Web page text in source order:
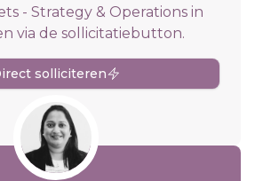
- Strategy & Operations in
via de sollicitatiebutton.
solliciteren